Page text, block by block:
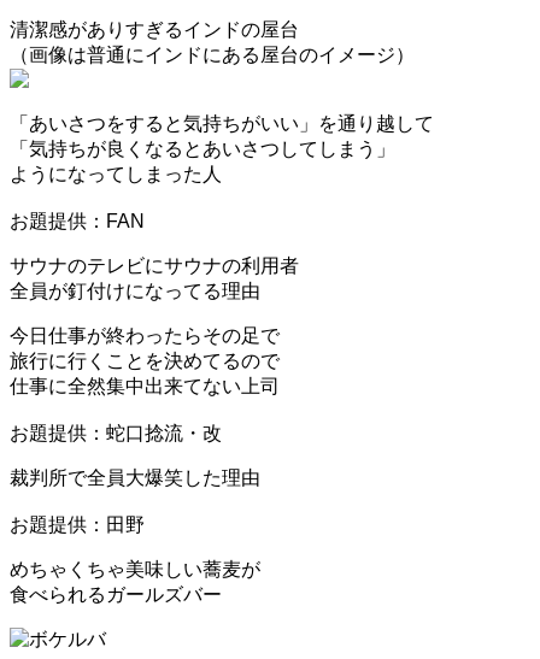
清潔感がありすぎるインドの屋台
（画像は普通にインドにある屋台のイメージ）
「あいさつをすると気持ちがいい」を通り越して
「気持ちが良くなるとあいさつしてしまう」
ようになってしまった人
お題提供：FAN
サウナのテレビにサウナの利用者
全員が釘付けになってる理由
今日仕事が終わったらその足で
旅行に行くことを決めてるので
仕事に全然集中出来てない上司
お題提供：蛇口捻流・改
裁判所で全員大爆笑した理由
お題提供：田野
めちゃくちゃ美味しい蕎麦が
食べられるガールズバー